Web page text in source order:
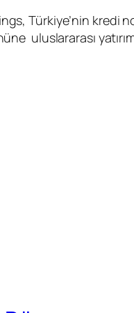
Türkiye’nin kredi
uluslararası